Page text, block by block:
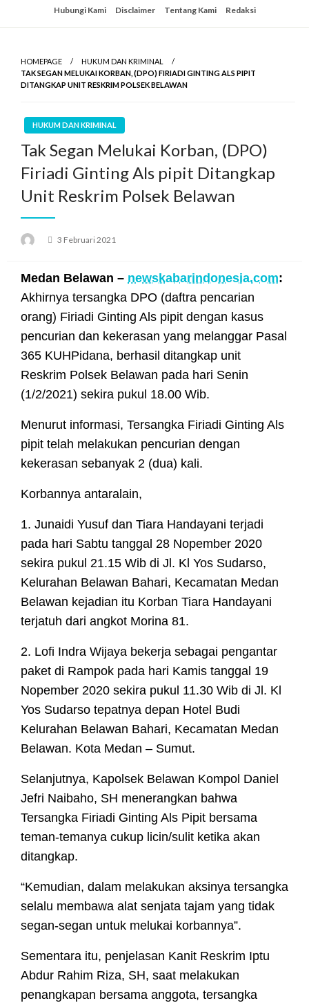
to
Hubungi Kami Disclaimer Tentang Kami Redaksi
HOMEPAGE
HUKUM DAN KRIMINAL
TAK SEGAN MELUKAI KORBAN, (DPO) FIRIADI GINTING ALS PIPIT
DITANGKAP UNIT RESKRIM POLSEK BELAWAN
HUKUM DAN KRIMINAL
Tak Segan Melukai Korban, (DPO)
Firiadi Ginting Als pipit Ditangkap
Unit Reskrim Polsek Belawan
Posted
3 Februari 2021
Medan Belawan – newskabarindonesia.com:
Akhirnya tersangka DPO (daftra pencarian
orang) Firiadi Ginting Als pipit dengan kasus
pencurian dan kekerasan yang melanggar Pasal
365 KUHPidana, berhasil ditangkap unit
Reskrim Polsek Belawan pada hari Senin
(1/2/2021) sekira pukul 18.00 Wib.
Menurut informasi, Tersangka Firiadi Ginting Als
pipit telah melakukan pencurian dengan
kekerasan sebanyak 2 (dua) kali.
Korbannya antaralain,
1. Junaidi Yusuf dan Tiara Handayani terjadi
pada hari Sabtu tanggal 28 Nopember 2020
sekira pukul 21.15 Wib di Jl. Kl Yos Sudarso,
Kelurahan Belawan Bahari, Kecamatan Medan
Belawan kejadian itu Korban Tiara Handayani
terjatuh dari angkot Morina 81.
2. Lofi Indra Wijaya bekerja sebagai pengantar
paket di Rampok pada hari Kamis tanggal 19
Nopember 2020 sekira pukul 11.30 Wib di Jl. Kl
Yos Sudarso tepatnya depan Hotel Budi
Kelurahan Belawan Bahari, Kecamatan Medan
Belawan. Kota Medan – Sumut.
Selanjutnya, Kapolsek Belawan Kompol Daniel
Jefri Naibaho, SH menerangkan bahwa
Tersangka Firiadi Ginting Als Pipit bersama
teman-temanya cukup licin/sulit ketika akan
ditangkap.
“Kemudian, dalam melakukan aksinya tersangka
selalu membawa alat senjata tajam yang tidak
segan-segan untuk melukai korbannya”.
Sementara itu, penjelasan Kanit Reskrim Iptu
Abdur Rahim Riza, SH, saat melakukan
penangkapan bersama anggota, tersangka